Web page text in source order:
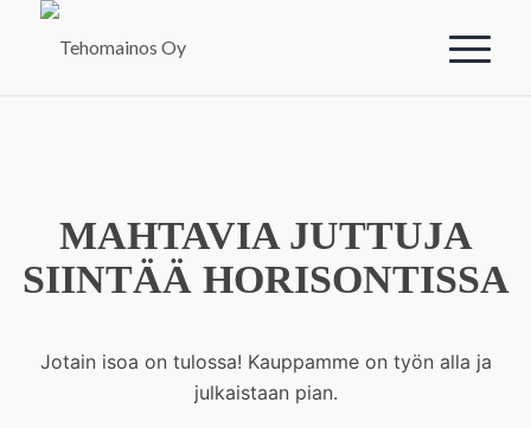
MAHTAVIA JUTTUJA
SIINTÄÄ HORISONTISSA
Jotain isoa on tulossa! Kauppamme on työn alla ja
julkaistaan pian.